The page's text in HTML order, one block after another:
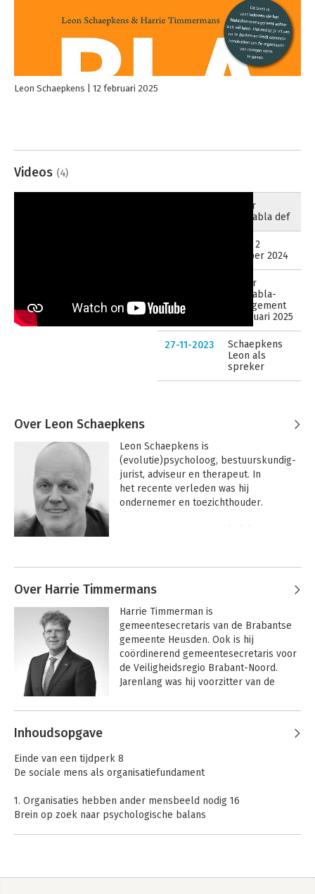
Leon Schaepkens 12 februari 2025
Videos (4)
trailer
blablabla def
Video 2
oktober 2024
Trailer
blablabla-
management
23 januari 2025
27-11-2023
Schaepkens
Leon als
spreker
Over Leon Schaepkens
Leon Schaepkens is
(evolutie)psycholoog, bestuurskundig-
jurist, adviseur en therapeut. In
het recente verleden was hij
ondernemer en toezichthouder.
schreef hij Zie mij, hoor mij dat de top 3
Leon is in verschillende rollen dagelijks
bezig om leiders, teams en organisaties
bewust te maken van de psychologie
achter hun werk zodat zij de organisatie
van morgen kunnen uitvinden.
De F1-maatschappij
Over Harrie Timmermans
Harrie Timmerman is
gemeentesecretaris van de Brabantse
gemeente Heusden. Ook is hij
coördinerend gemeentesecretaris voor
de Veiligheidsregio Brabant-Noord.
Jarenlang was hij voorzitter van de
Daarnaast vervult hij de rol van
rechten aan de universiteit van Tilburg.
In 2023 werd hij verkozen tot Rijnlander
van het jaar.
Andere boeken door Harrie
Timmermans
Inhoudsopgave
Einde van een tijdperk 8
De sociale mens als organisatiefundament
1. Organisaties hebben ander mensbeeld nodig 16
Brein op zoek naar psychologische balans